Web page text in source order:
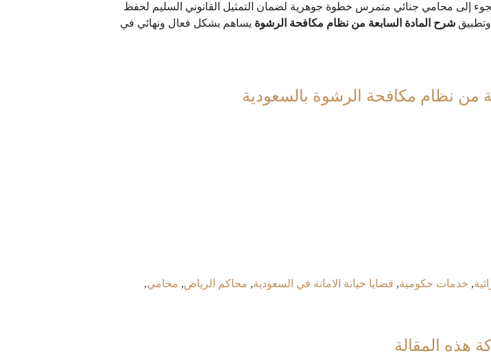
إلى محامي جنائي متمرس خطوة جوهرية لضمان التمثيل القانوني السليم لحفظ
شرح المادة السابعة من نظام مكافحة الرشوة يساهم بشكل فعال ونهائي في
من نظام مكافحة الرشوة بالسعودية
, خدمات حكومية, قضايا خيانة الامانة في السعودية, محاكم الرياض, محامي,
هذه المقالة